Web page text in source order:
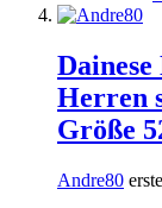
Herren
Größe
Andre80